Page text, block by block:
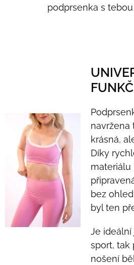
podprsenka s
navržena
krásná,
Díky
materiálu
bez
byl ten
Je
sport, tak
nošení